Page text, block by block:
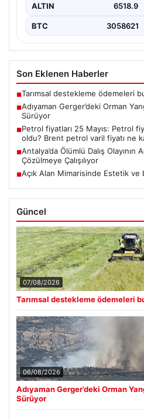
ALTIN 6518.9
BTC 3058621
Son Eklenen Haberler
■Tarımsal destekleme ödemeleri
■Adıyaman Gerger’deki Orman
Sürüyor
■Petrol fiyatları 25 Mayıs: Petrol
oldu? Brent petrol varil fiyatı ne
■Antalya’da Ölümlü Dalış
Çözülmeye Çalışılıyor
■Açık Alan Mimarisinde Estetik ve
Güncel
07/08/2026
Tarımsal destekleme ödemeleri
06/08/2026
Adıyaman Gerger’deki Orman
Sürüyor